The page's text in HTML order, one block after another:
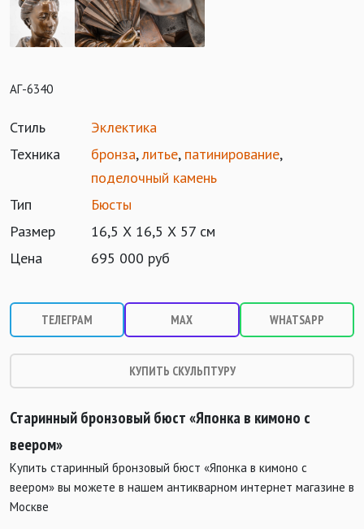
АГ-6340
Стиль
Эклектика
Техника
бронза, литье, патинирование,
поделочный камень
Тип
Бюсты
Размер
16,5 Х 16,5 Х 57 см
Цена
695 000 руб
ТЕЛЕГРАМ MAX WHATSAPP
КУПИТЬ СКУЛЬПТУРУ
Старинный бронзовый бюст «Японка в кимоно с
веером»
Купить старинный бронзовый бюст «Японка в кимоно с
веером» вы можете в нашем антикварном интернет магазине в
Москве